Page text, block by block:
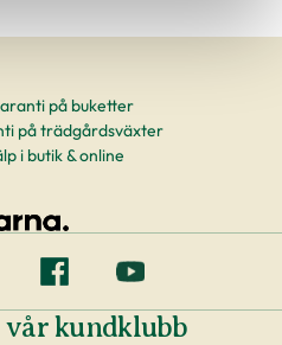
på buketter
på trädgårdsväxter
i butik & online
vår kundklubb